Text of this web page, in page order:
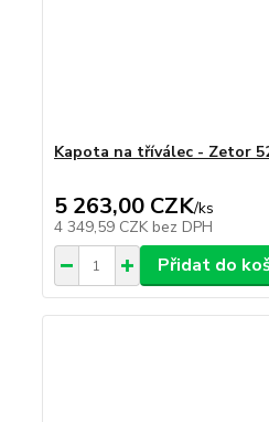
Kapota na tříválec - Zetor
5 263,00 CZK/ks
4 349,59 CZK bez DPH
Přidat do